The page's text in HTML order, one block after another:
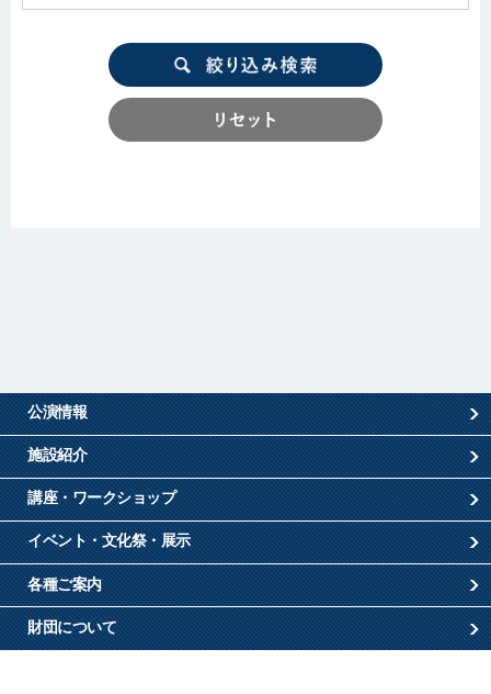
公演情報
施設紹介
講座・ワークショップ
イベント・文化祭・展示
各種ご案内
財団について